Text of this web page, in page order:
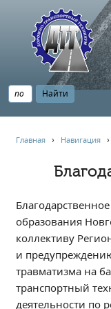
Главная
АБИТУРИЕНТУ
Опрос по
Новости
Информация
Главная › Навигация ›
образования
коллективу
и
травматизма на
транспортный
деятельности по